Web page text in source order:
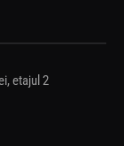
etajul 2